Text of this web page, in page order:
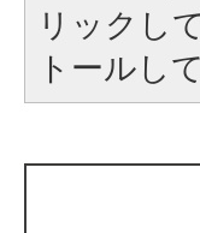
リックし
トールし